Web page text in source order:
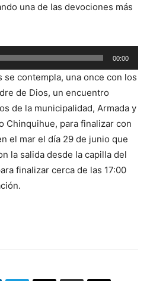
una de las devociones más
00:00
se contempla, una once con los
de Dios, un encuentro
de la municipalidad, Armada y
Chinquihue, para finalizar con
el mar el día 29 de junio que
la salida desde la capilla del
finalizar cerca de las 17:00